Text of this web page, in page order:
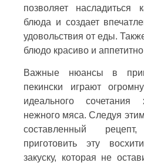
позволяет насладиться
блюда и создает
удовольствия от еды.
блюдо красиво и
Важные нюансы в
пекински играют
идеального
нежного мяса. Следуя
составленный
приготовить эту
закуску, которая не